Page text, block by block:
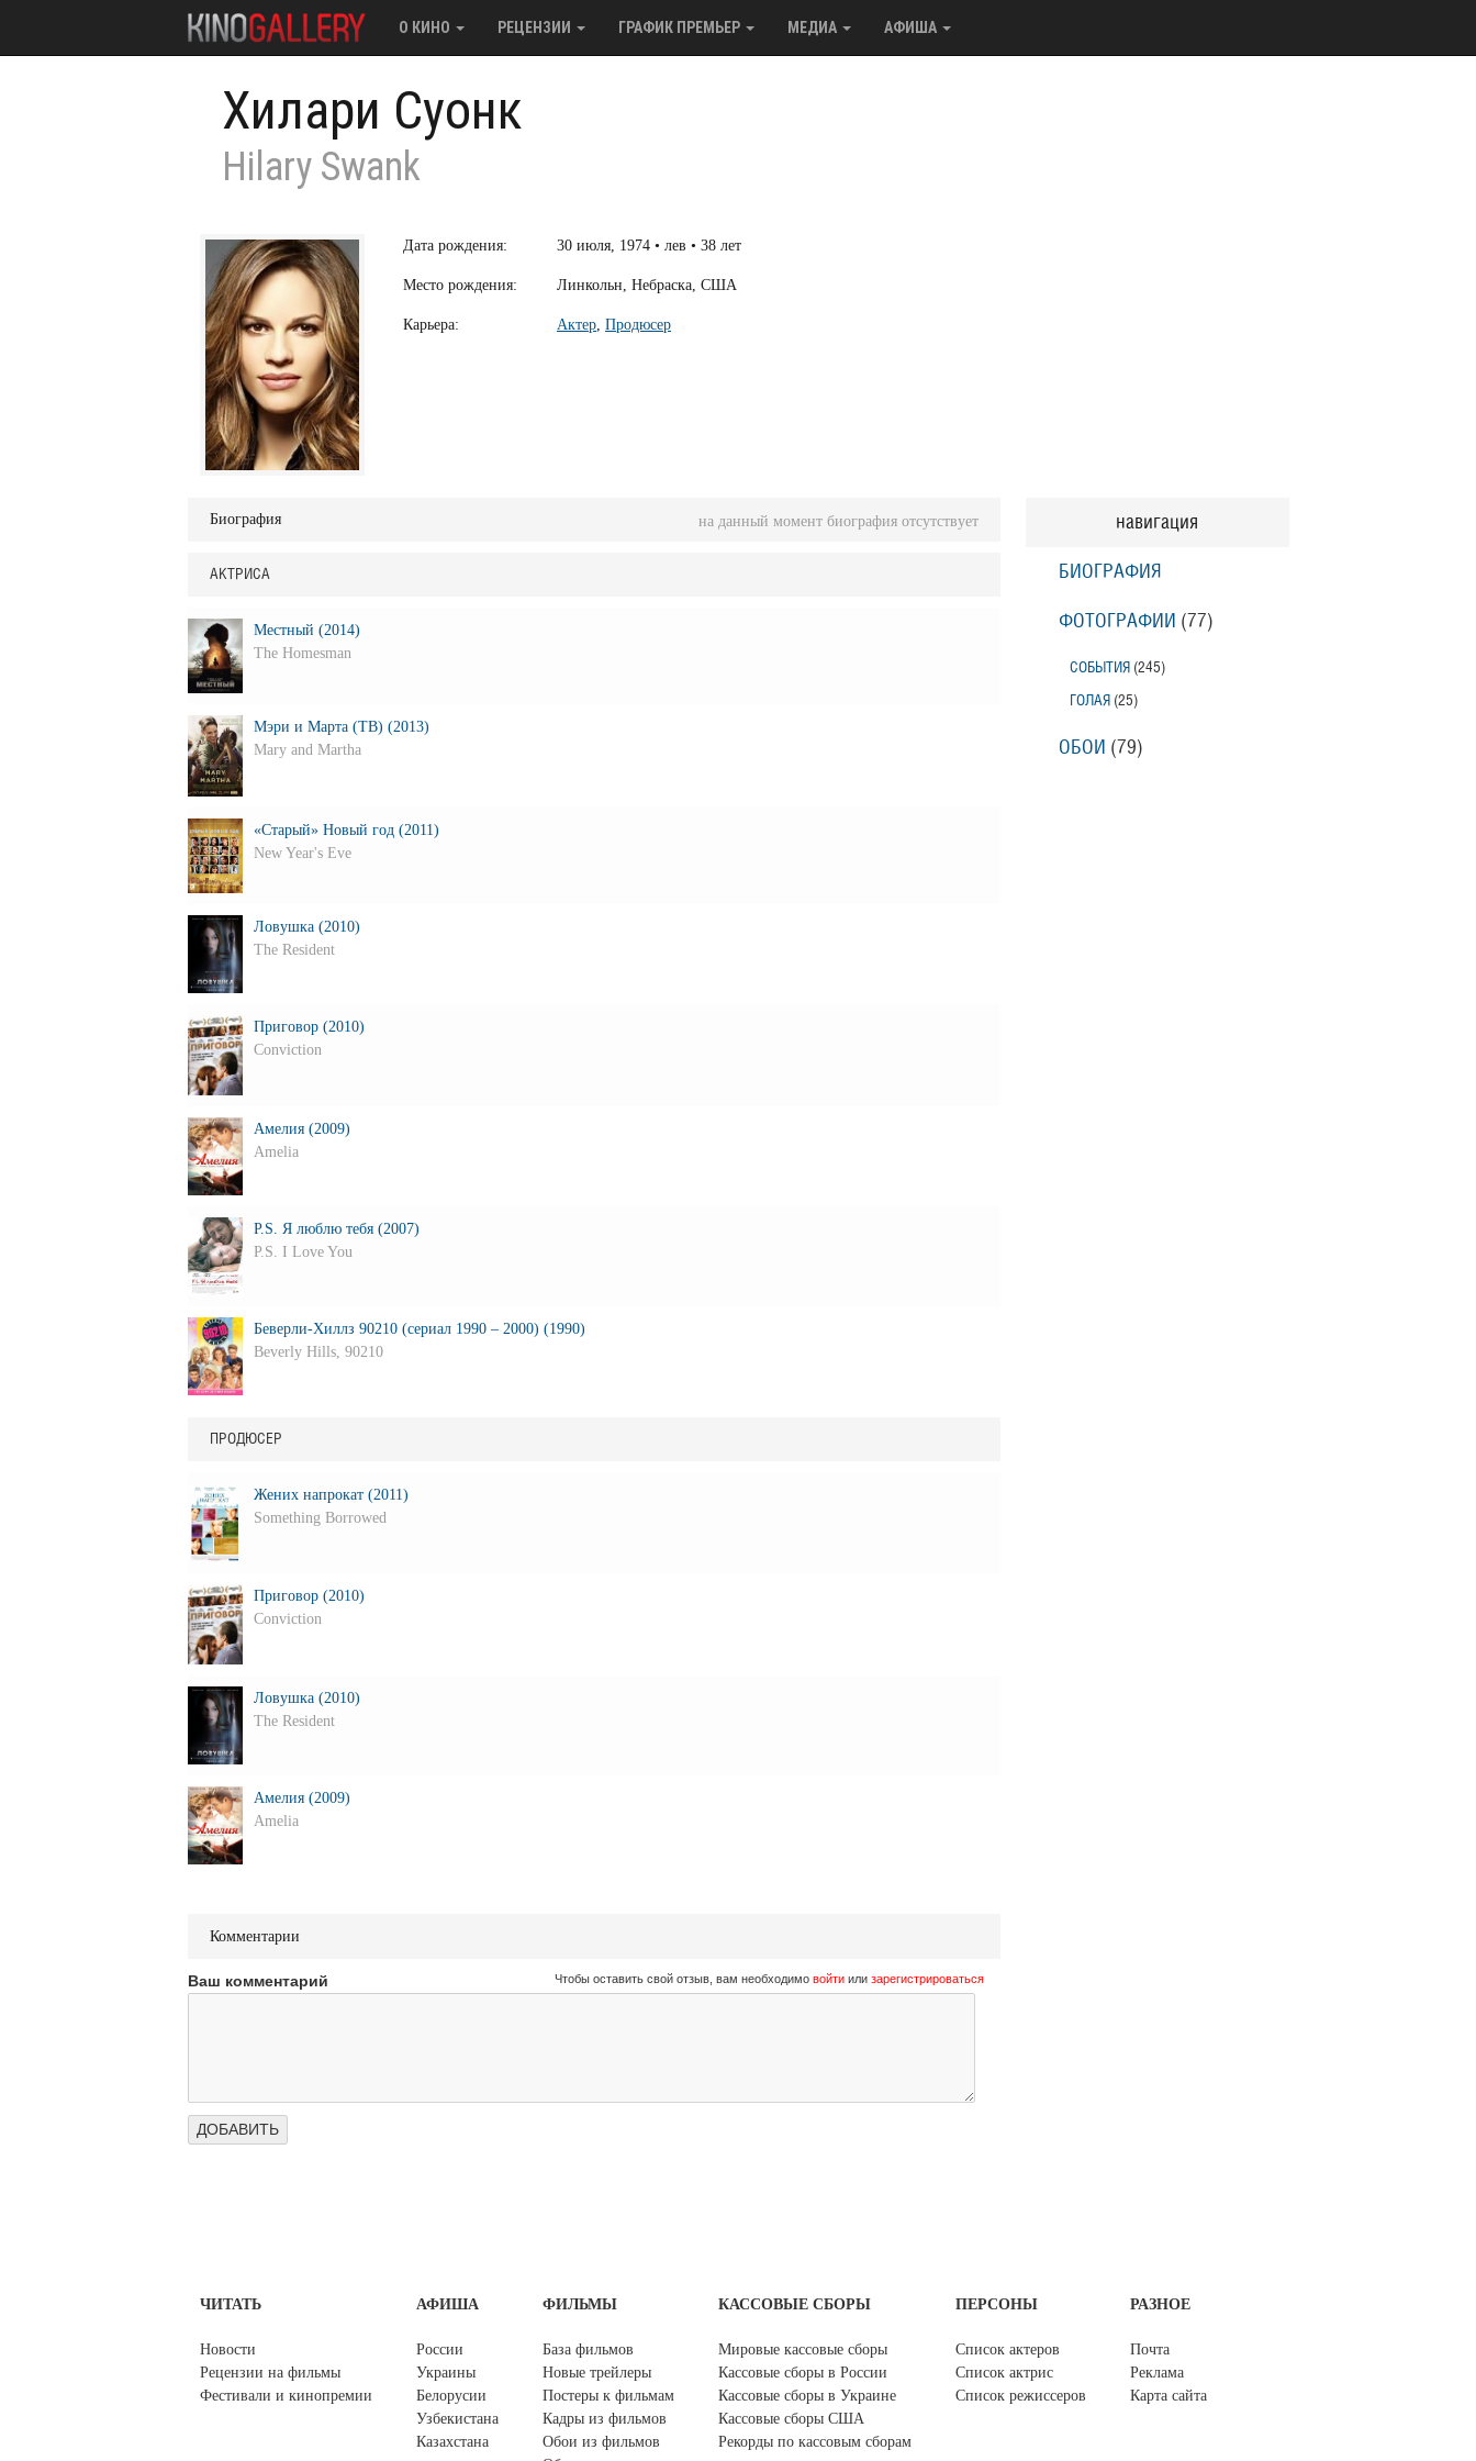
О КИНО РЕЦЕНЗИИ ГРАФИК ПРЕМЬЕР МЕДИА АФИША
Хилари Суонк
Hilary Swank
Дата рождения: 30 июля, 1974 • лев • 38 лет
Место рождения: Линкольн, Небраска, США
Карьера: Актер, Продюсер
навигация
БИОГРАФИЯ
ФОТОГРАФИИ (77)
СОБЫТИЯ (245)
ГОЛАЯ (25)
ОБОИ (79)
Биография на данный момент биография отсутствует
АКТРИСА
Местный (2014)
The Homesman
Мэри и Марта (ТВ) (2013)
Mary and Martha
«Старый» Новый год (2011)
New Year's Eve
Ловушка (2010)
The Resident
Приговор (2010)
Conviction
Амелия (2009)
Amelia
P.S. Я люблю тебя (2007)
P.S. I Love You
Беверли-Хиллз 90210 (сериал 1990 – 2000) (1990)
Beverly Hills, 90210
ПРОДЮСЕР
Жених напрокат (2011)
Something Borrowed
Приговор (2010)
Conviction
Ловушка (2010)
The Resident
Амелия (2009)
Amelia
Комментарии
Ваш комментарий Чтобы оставить свой отзыв, вам необходимо войтиили зарегистрироваться
ЧИТАТЬ
Новости
Рецензии на фильмы
Фестивали и кинопремии
АФИША
России
Украины
Белорусии
Узбекистана
Казахстана
ФИЛЬМЫ
База фильмов
Новые трейлеры
Постеры к фильмам
Кадры из фильмов
Обои из фильмов
КАССОВЫЕ СБОРЫ
Мировые кассовые сборы
Кассовые сборы в России
Кассовые сборы в Украине
Кассовые сборы США
Рекорды по кассовым сборам
ПЕРСОНЫ
Список актеров
Список актрис
Список режиссеров
РАЗНОЕ
Почта
Реклама
Карта сайта